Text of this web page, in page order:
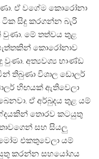
ඒ වගේම කොරෝනා
සිදු කරගන්න බැරි
වුණා. මේ තත්වය තුළ
කොරෝනාව
අත්‍යවශ්‍ය භාණ්ඩ
තිබුණා විශාල ඩොලර්
හිඟයක් ඇතිවෙලා
ඒ අර්බුදය තුළ යම්
තොරව කටයුතු
සහ සියලු
එකතුවෙලා යම්
කරන්න සහයෝගය